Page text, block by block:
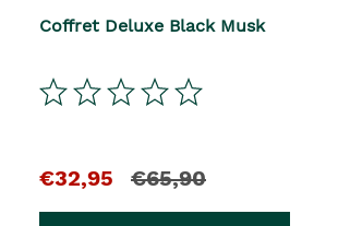
Coffret Deluxe Black Musk
El
precio
€32,95
el
€65,90